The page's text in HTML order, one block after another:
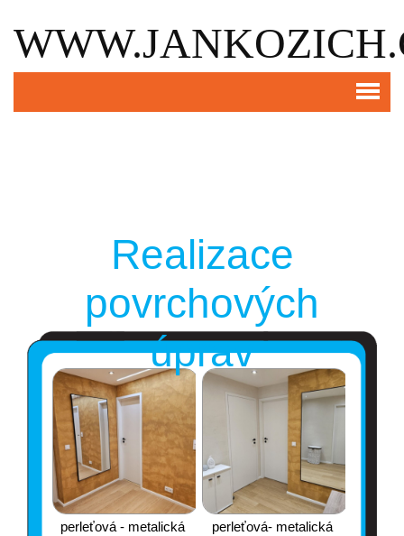
Realizace
povrchových
úprav
perleťová - metalická perleťová- metalická